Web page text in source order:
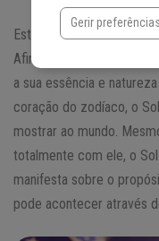
Este provavelmente é o
Afinal, é o
a sua essência e
coração do zodíaco, o
mostrar ao mundo.
totalmente com ele, o
manifesta sobre o
pode acontecer através
Gerir preferências